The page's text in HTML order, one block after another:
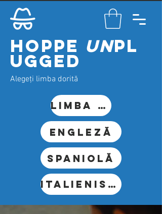
HOPPE UNPL
UGGED
Alegeți limba dorită
limba germana
Engleză
Spaniolă
Italienisch